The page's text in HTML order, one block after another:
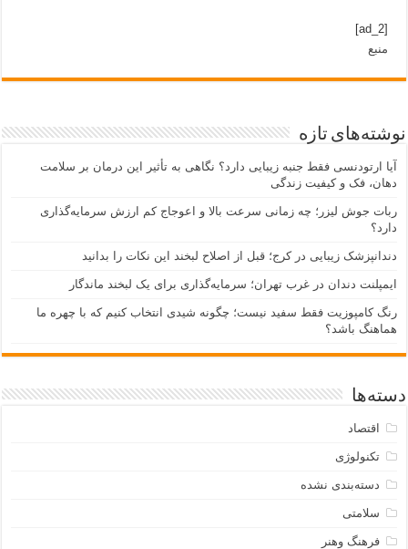
[ad_2]
منبع
نوشته‌های تازه
آیا ارتودنسی فقط جنبه زیبایی دارد؟ نگاهی به تأثیر این درمان بر سلامت
دهان، فک و کیفیت زندگی
ربات جوش لیزر؛ چه زمانی سرعت بالا و اعوجاج کم ارزش سرمایه‌گذاری
دارد؟
دندانپزشک زیبایی در کرج؛ قبل از اصلاح لبخند این نکات را بدانید
ایمپلنت دندان در غرب تهران؛ سرمایه‌گذاری برای یک لبخند ماندگار
رنگ کامپوزیت فقط سفید نیست؛ چگونه شیدی انتخاب کنیم که با چهره ما
هماهنگ باشد؟
دسته‌ها
اقتصاد
تکنولوژی
دسته‌بندی نشده
سلامتی
فرهنگ وهنر